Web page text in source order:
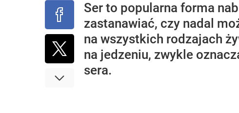
Ser to popularna forma
zastanawiać, czy nadal
na wszystkich rodzajach
na jedzeniu, zwykle
sera.